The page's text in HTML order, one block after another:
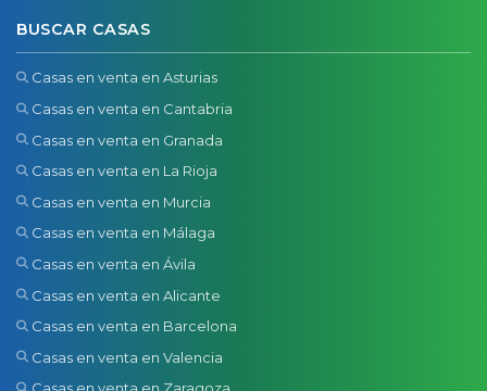
BUSCAR CASAS
Casas en venta en Asturias
Casas en venta en Cantabria
Casas en venta en Granada
Casas en venta en La Rioja
Casas en venta en Murcia
Casas en venta en Málaga
Casas en venta en Ávila
Casas en venta en Alicante
Casas en venta en Barcelona
Casas en venta en Valencia